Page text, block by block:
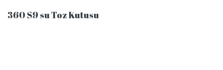
360 S9 su Toz Kutusu